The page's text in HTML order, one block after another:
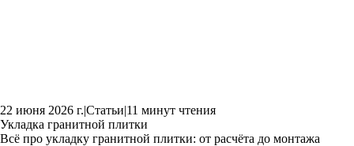
22 июня 2026 г.|Статьи|11 минут чтения
Укладка гранитной плитки
Всё про укладку гранитной плитки: от расчёта до монтажа